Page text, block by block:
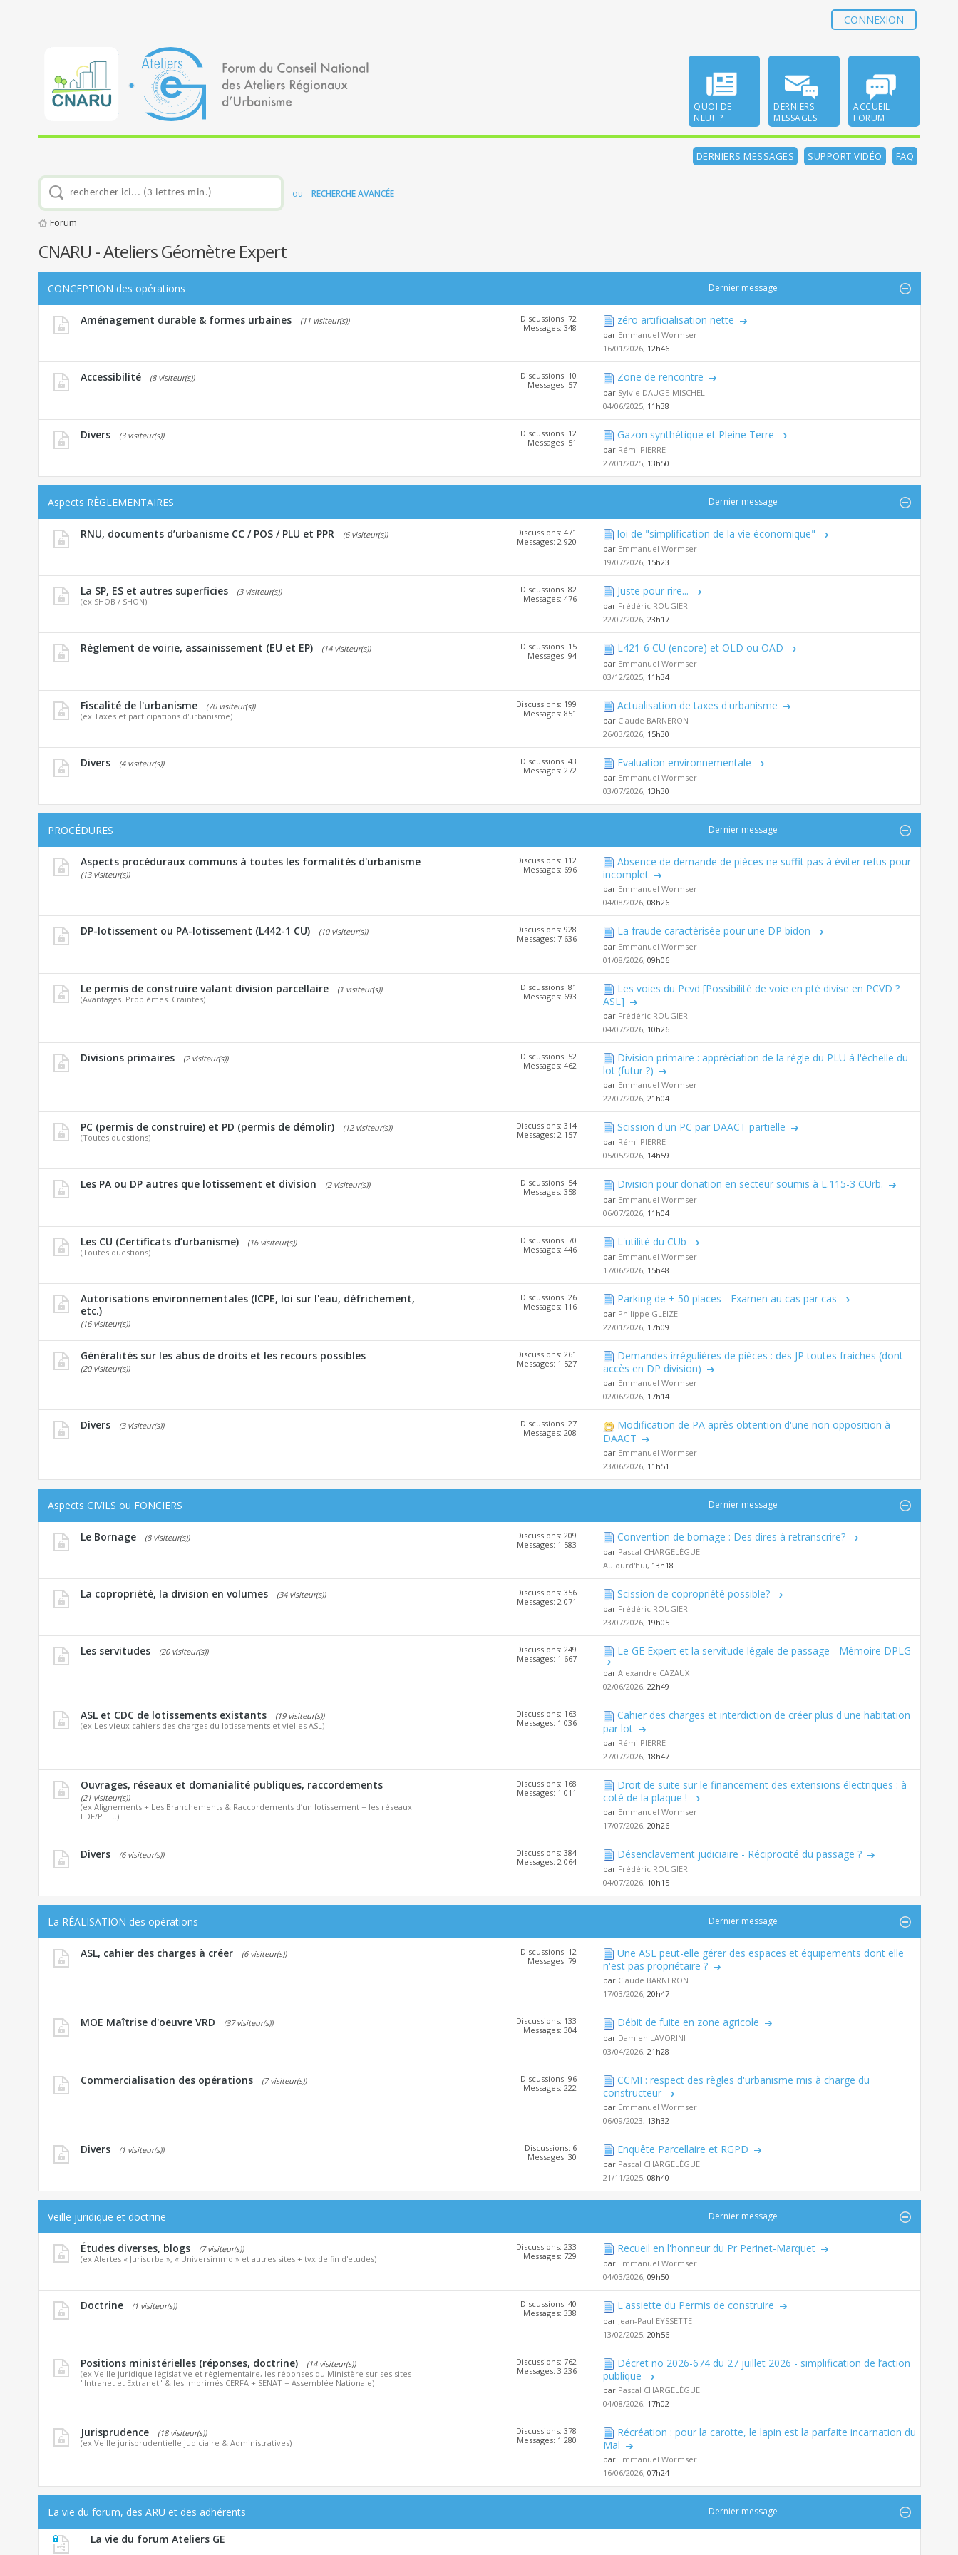
CONNEXION
QUOI DE
NEUF ?
DERNIERS
MESSAGES
ACCUEIL
FORUM
DERNIERS MESSAGES SUPPORT VIDÉO FAQ
ou RECHERCHE AVANCÉE
Forum
CNARU - Ateliers Géomètre Expert
CONCEPTION des opérations Dernier message
Aménagement durable & formes urbaines (11 visiteur(s))
Discussions: 72
Messages: 348
zéro artificialisation nette
par Emmanuel Wormser
16/01/2026, 12h46
Accessibilité (8 visiteur(s))
Discussions: 10
Messages: 57
Zone de rencontre
par Sylvie DAUGE-MISCHEL
04/06/2025, 11h38
Divers (3 visiteur(s))
Discussions: 12
Messages: 51
Gazon synthétique et Pleine Terre
par Rémi PIERRE
27/01/2025, 13h50
Aspects RÈGLEMENTAIRES Dernier message
RNU, documents d’urbanisme CC / POS / PLU et PPR (6 visiteur(s))
Discussions: 471
Messages: 2 920
loi de "simplification de la vie économique"
par Emmanuel Wormser
19/07/2026, 15h23
La SP, ES et autres superficies
(3 visiteur(s))
(ex SHOB / SHON)
Discussions: 82
Messages: 476
Juste pour rire...
par Frédéric ROUGIER
22/07/2026,23h17
Règlement de voirie, assainissement (EU et EP) (14 visiteur(s))
Discussions: 15
Messages: 94
L421-6 CU (encore) et OLD ou OAD
par Emmanuel Wormser
03/12/2025, 11h34
Fiscalité de l'urbanisme
(70 visiteur(s))
(ex Taxes et participations d'urbanisme)
Discussions: 199
Messages: 851
Actualisation de taxes d'urbanisme
par Claude BARNERON
26/03/2026, 15h30
Divers (4 visiteur(s))
Discussions: 43
Messages: 272
Evaluation environnementale
par Emmanuel Wormser
03/07/2026, 13h30
PROCÉDURES Dernier message
Aspects procéduraux communs à toutes les formalités d'urbanisme
(13 visiteur(s))
Discussions: 112
Messages: 696
Absence de demande de pièces ne suffit pas à éviter refus pour
incomplet
par Emmanuel Wormser
04/08/2026,08h26
DP-lotissement ou PA-lotissement (L442-1 CU) (10 visiteur(s))
Discussions: 928
Messages: 7 636
La fraude caractérisée pour une DP bidon
par Emmanuel Wormser
01/08/2026,09h06
Le permis de construire valant division parcellaire
(1 visiteur(s))
(Avantages. Problèmes. Craintes)
Discussions: 81
Messages: 693
Les voies du Pcvd [Possibilité de voie en pté divise en PCVD ?
ASL]
par Frédéric ROUGIER
04/07/2026, 10h26
Divisions primaires (2 visiteur(s))
Discussions: 52
Messages: 462
Division primaire : appréciation de la règle du PLU à l'échelle du
lot (futur ?)
par Emmanuel Wormser
22/07/2026,21h04
PC (permis de construire) et PD (permis de démolir)
(12 visiteur(s))
(Toutes questions)
Discussions: 314
Messages: 2 157
Scission d'un PC par DAACT partielle
par Rémi PIERRE
05/05/2026, 14h59
Les PA ou DP autres que lotissement et division (2 visiteur(s))
Discussions: 54
Messages: 358
Division pour donation en secteur soumis à L.115-3 CUrb.
par Emmanuel Wormser
06/07/2026, 11h04
Les CU (Certificats d’urbanisme)
(16 visiteur(s))
(Toutes questions)
Discussions: 70
Messages: 446
L'utilité du CUb
par Emmanuel Wormser
17/06/2026, 15h48
Autorisations environnementales (ICPE, loi sur l'eau, défrichement,
etc.)
(16 visiteur(s))
Discussions: 26
Messages: 116
Parking de + 50 places - Examen au cas par cas
par Philippe GLEIZE
22/01/2026, 17h09
Généralités sur les abus de droits et les recours possibles
(20 visiteur(s))
Discussions: 261
Messages: 1 527
Demandes irrégulières de pièces : des JP toutes fraiches (dont
accès en DP division)
par Emmanuel Wormser
02/06/2026, 17h14
Divers (3 visiteur(s))
Discussions: 27
Messages: 208
Modification de PA après obtention d'une non opposition à
DAACT
par Emmanuel Wormser
23/06/2026, 11h51
Aspects CIVILS ou FONCIERS Dernier message
Le Bornage (8 visiteur(s))
Discussions: 209
Messages: 1 583
Convention de bornage : Des dires à retranscrire?
par Pascal CHARGELÈGUE
Aujourd'hui, 13h18
La copropriété, la division en volumes (34 visiteur(s))
Discussions: 356
Messages: 2 071
Scission de copropriété possible?
par Frédéric ROUGIER
23/07/2026, 19h05
Les servitudes (20 visiteur(s))
Discussions: 249
Messages: 1 667
Le GE Expert et la servitude légale de passage - Mémoire DPLG
parAlexandre CAZAUX
02/06/2026,22h49
ASL et CDC de lotissements existants
(19 visiteur(s))
(ex Les vieux cahiers des charges du lotissements et vielles ASL)
Discussions: 163
Messages: 1 036
Cahier des charges et interdiction de créer plus d'une habitation
par lot
par Rémi PIERRE
27/07/2026, 18h47
Ouvrages, réseaux et domanialité publiques, raccordements
(21 visiteur(s))
(ex Alignements + Les Branchements & Raccordements d’un lotissement + les réseaux
EDF/PTT..)
Discussions: 168
Messages: 1 011
Droit de suite sur le financement des extensions électriques : à
coté de la plaque !
par Emmanuel Wormser
17/07/2026,20h26
Divers (6 visiteur(s))
Discussions: 384
Messages: 2 064
Désenclavement judiciaire - Réciprocité du passage ?
par Frédéric ROUGIER
04/07/2026, 10h15
La RÉALISATION des opérations Dernier message
ASL, cahier des charges à créer (6 visiteur(s))
Discussions: 12
Messages: 79
Une ASL peut-elle gérer des espaces et équipements dont elle
n'est pas propriétaire ?
par Claude BARNERON
17/03/2026,20h47
MOE Maîtrise d'oeuvre VRD (37 visiteur(s))
Discussions: 133
Messages: 304
Débit de fuite en zone agricole
par Damien LAVORINI
03/04/2026,21h28
Commercialisation des opérations (7 visiteur(s))
Discussions: 96
Messages: 222
CCMI : respect des règles d'urbanisme mis à charge du
constructeur
par Emmanuel Wormser
06/09/2023, 13h32
Divers (1 visiteur(s))
Discussions: 6
Messages: 30
Enquête Parcellaire et RGPD
par Pascal CHARGELÈGUE
21/11/2025,08h40
Veille juridique et doctrine Dernier message
Études diverses, blogs
(7 visiteur(s))
(ex Alertes « Jurisurba », « Universimmo » et autres sites + tvx de fin d'etudes)
Discussions: 233
Messages: 729
Recueil en l'honneur du Pr Perinet-Marquet
par Emmanuel Wormser
04/03/2026,09h50
Doctrine (1 visiteur(s))
Discussions: 40
Messages: 338
L'assiette du Permis de construire
par Jean-Paul EYSSETTE
13/02/2025,20h56
Positions ministérielles (réponses, doctrine)
(14 visiteur(s))
(ex Veille juridique législative et règlementaire, les réponses du Ministère sur ses sites
"Intranet et Extranet" & les Imprimés CERFA + SENAT + Assemblée Nationale)
Discussions: 762
Messages: 3 236
Décret no 2026-674 du 27 juillet 2026 - simplification de l’action
publique
par Pascal CHARGELÈGUE
04/08/2026, 17h02
Jurisprudence
(18 visiteur(s))
(ex Veille jurisprudentielle judiciaire & Administratives)
Discussions: 378
Messages: 1 280
Récréation : pour la carotte, le lapin est la parfaite incarnation du
Mal
par Emmanuel Wormser
16/06/2026,07h24
La vie du forum, des ARU et des adhérents Dernier message
La vie du forum Ateliers GE